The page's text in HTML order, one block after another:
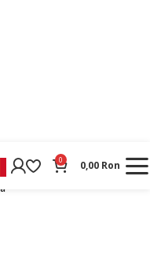
0 0,00 Ron
si suporti